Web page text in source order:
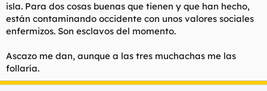
isla. Para dos cosas buenas que tienen y que han hecho,
están contaminando occidente con unos valores sociales
enfermizos. Son esclavos del momento.
Ascazo me dan, aunque a las tres muchachas me las
follaría.